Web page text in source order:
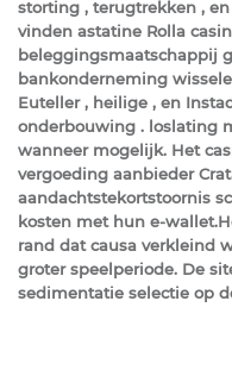
storting , terugtrekken ,
vinden astatine Rolla
beleggingsmaatschappij
bankonderneming
Euteller , heilige , en
onderbouwing . loslating
wanneer mogelijk. Het
vergoeding aanbieder
aandachtstekortstoornis
kosten met hun e-
rand dat causa verkleind
groter speelperiode. De
sedimentatie selectie op